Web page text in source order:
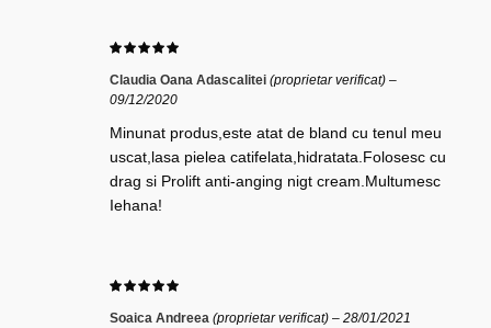
Claudia Oana Adascalitei (proprietar verificat) –
09/12/2020
Minunat produs,este atat de bland cu tenul meu
uscat,lasa pielea catifelata,hidratata.Folosesc cu
drag si Prolift anti-anging nigt cream.Multumesc
Iehana!
Soaica Andreea (proprietar verificat) – 28/01/2021